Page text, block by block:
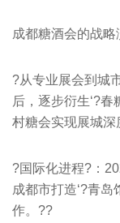
成都糖酒会的战略
?从专业展会到城
后，逐步衍生‘?春
村糖会实现展城
?国际化进程?：
成都市打造‘?青
作。??